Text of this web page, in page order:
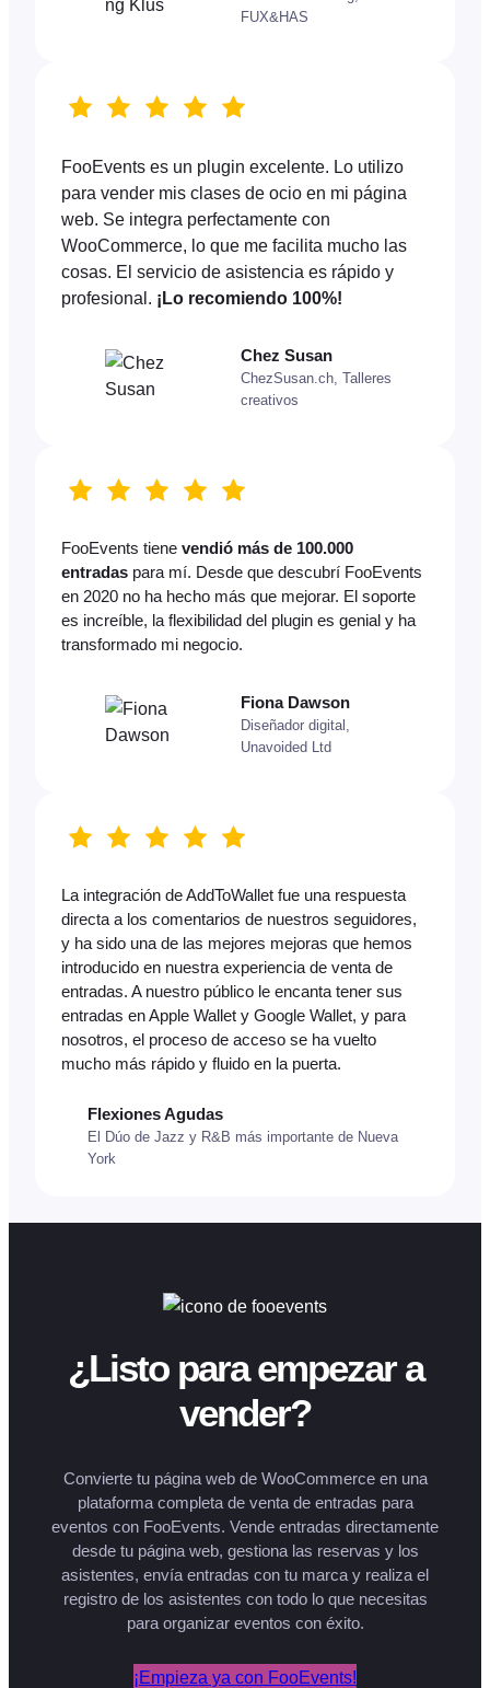
FUX&HAS
FooEvents es un plugin excelente. Lo utilizo
para vender mis clases de ocio en mi página
web. Se integra perfectamente con
WooCommerce, lo que me facilita mucho las
cosas. El servicio de asistencia es rápido y
profesional. ¡Lo recomiendo 100%!
Chez Susan
ChezSusan.ch, Talleres
creativos
FooEvents tiene vendió más de 100.000
entradas para mí. Desde que descubrí FooEvents
en 2020 no ha hecho más que mejorar. El soporte
es increíble, la flexibilidad del plugin es genial y ha
transformado mi negocio.
Fiona Dawson
Diseñador digital,
Unavoided Ltd
La integración de AddToWallet fue una respuesta
directa a los comentarios de nuestros seguidores,
y ha sido una de las mejores mejoras que hemos
introducido en nuestra experiencia de venta de
entradas. A nuestro público le encanta tener sus
entradas en Apple Wallet y Google Wallet, y para
nosotros, el proceso de acceso se ha vuelto
mucho más rápido y fluido en la puerta.
Flexiones Agudas
El Dúo de Jazz y R&B más importante de Nueva
York
¿Listo para empezar a
vender?
Convierte tu página web de WooCommerce en una
plataforma completa de venta de entradas para
eventos con FooEvents. Vende entradas directamente
desde tu página web, gestiona las reservas y los
asistentes, envía entradas con tu marca y realiza el
registro de los asistentes con todo lo que necesitas
para organizar eventos con éxito.
¡Empieza ya con FooEvents!